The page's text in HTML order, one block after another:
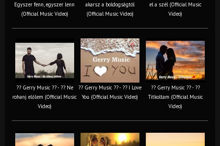
Egyszer fenn, egyszer lenn
(Official Music Video)
akarsz a boldogságtól
(Official Music Video)
el a szél (Official Music
Video)
?? Gerry Music ?? - ?? Ne
rohanj előlem (Official Music
Video)
?? Gerry Music ?? - ?? I Love
You (Official Music Video)
?? Gerry Music ?? - ??
Titkoltam (Official Music
Video)